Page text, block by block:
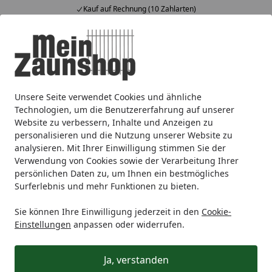
Unsere Seite verwendet Cookies und ähnliche
Technologien, um die Benutzererfahrung auf unserer
Website zu verbessern, Inhalte und Anzeigen zu
personalisieren und die Nutzung unserer Website zu
analysieren. Mit Ihrer Einwilligung stimmen Sie der
Verwendung von Cookies sowie der Verarbeitung Ihrer
persönlichen Daten zu, um Ihnen ein bestmögliches
Surferlebnis und mehr Funktionen zu bieten.
Sie können Ihre Einwilligung jederzeit in den Cookie-
Einstellungen anpassen oder widerrufen.
Ja, verstanden
Kauf auf Rechnung (10 Zahlarten)
Alle Produkte
Mein Konto
Suchen
Startseite
Doppelstabmattenzaun LEGI Zaunsysteme
LEGI VARIO-XL Drehflügel Einzeltor
Betongrau 1200x1000mm
Zierfüllung: R-S R-1